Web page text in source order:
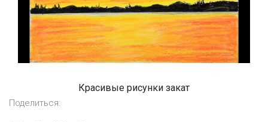
Красивые рисунки закат
Поделиться: